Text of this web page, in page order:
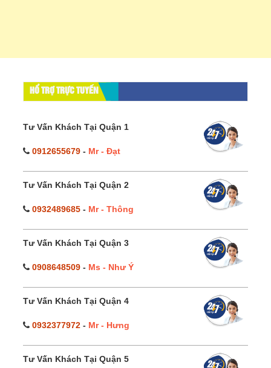
HỔ TRỢ TRỰC TUYẾN
Tư Vấn Khách Tại Quận 1
0912655679 - Mr - Đạt
Tư Vấn Khách Tại Quận 2
0932489685 - Mr - Thông
Tư Vấn Khách Tại Quận 3
0908648509 - Ms - Như Ý
Tư Vấn Khách Tại Quận 4
0932377972 - Mr - Hưng
Tư Vấn Khách Tại Quận 5